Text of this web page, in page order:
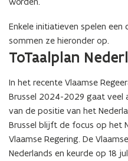
Enkele initiatieven spelen een
sommen ze hieronder op.
ToTaalplan
In het recente Vlaamse
Brussel 2024-2029 gaat veel
van de positie van het
Brussel blijft de focus op het
Vlaamse Regering. De
Nederlands en keurde op 18